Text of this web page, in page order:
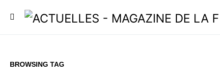
BROWSING TAG